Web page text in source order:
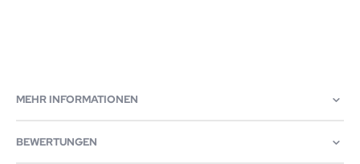
MEHR INFORMATIONEN
BEWERTUNGEN